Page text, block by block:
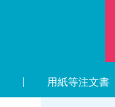
用紙等注文書